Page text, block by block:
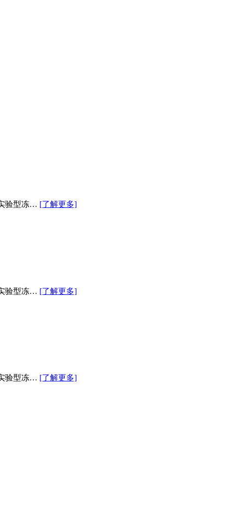
验型冻… [了解更多]
验型冻… [了解更多]
验型冻… [了解更多]